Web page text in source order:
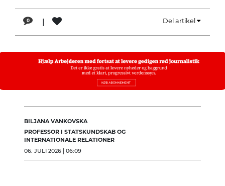
0 Del artikel
BILJANA VANKOVSKA
PROFESSOR I STATSKUNDSKAB OG
INTERNATIONALE RELATIONER
06. JULI 2026 | 06:09